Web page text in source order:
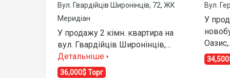
Вул. Гвардійців Широнінців, 72, ЖК
Меридіан
У продажу 2 кімн. квартира на
вул. Гвардійців Широнінців,…
Детальніше
36,000$ Торг
Вул.
У